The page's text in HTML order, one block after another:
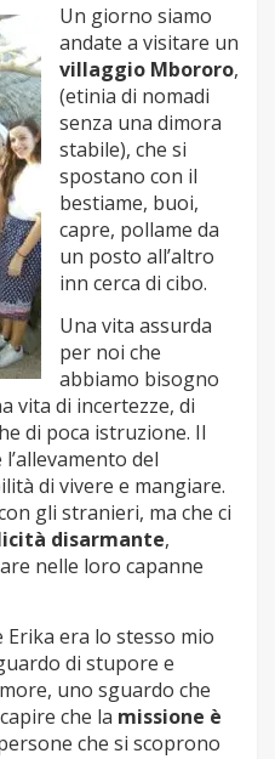
Un giorno siamo
andate a visitare un
villaggio Mbororo,
(etinia di nomadi
senza una dimora
stabile), che si
spostano con il
bestiame, buoi,
capre, pollame da
un posto all’altro
inn cerca di cibo.
Una vita assurda
per noi che
abbiamo bisogno
vita di incertezze, di
di poca istruzione. Il
del
di vivere e mangiare.
gli stranieri, ma che ci
disarmante,
nelle loro capanne
era lo stesso mio
di stupore e
uno sguardo che
che la missione è
che si scoprono